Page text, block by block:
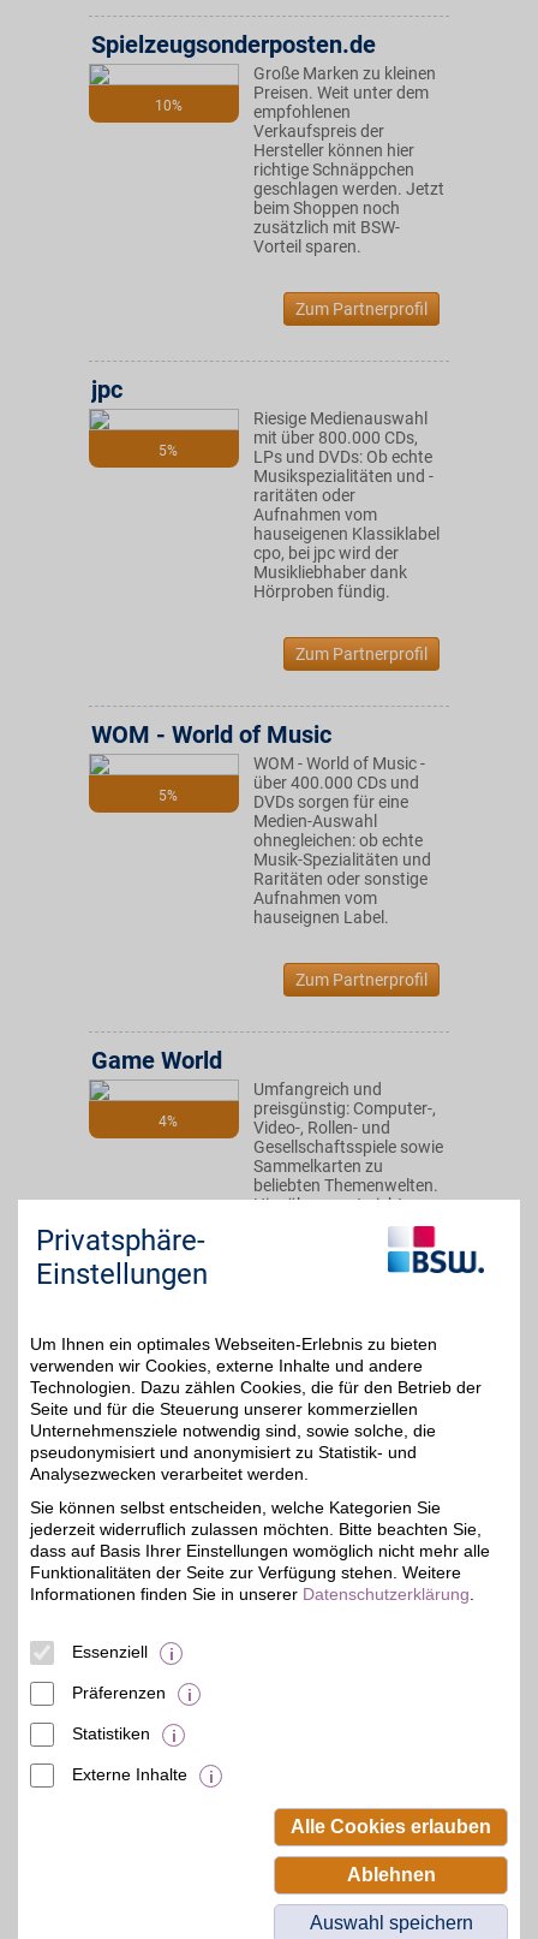
10%
Spielzeugsonderposten.de
Große Marken zu kleinen
Preisen. Weit unter dem
empfohlenen
Verkaufspreis der
Hersteller können hier
richtige Schnäppchen
geschlagen werden. Jetzt
beim Shoppen noch
zusätzlich mit BSW-
Vorteil sparen.
Zum Partnerprofil
5%
jpc
Riesige Medienauswahl
mit über 800.000 CDs,
LPs und DVDs: Ob echte
Musikspezialitäten und -
raritäten oder
Aufnahmen vom
hauseigenen Klassiklabel
cpo, bei jpc wird der
Musikliebhaber dank
Hörproben fündig.
Zum Partnerprofil
5%
WOM - World of Music
WOM - World of Music -
über 400.000 CDs und
DVDs sorgen für eine
Medien-Auswahl
ohnegleichen: ob echte
Musik-Spezialitäten und
Raritäten oder sonstige
Aufnahmen vom
hauseignen Label.
Zum Partnerprofil
4%
Game World
Umfangreich und
preisgünstig: Computer-,
Video-, Rollen- und
Gesellschaftsspiele sowie
Sammelkarten zu
beliebten Themenwelten.
Hier überzeugt nicht nur
das Angebot, sondern
auch der Service. BSW-
Game World - Ankauf
Verkaufen Sie Ihre
gebrauchten Waren an
unseren BSW-Partner mit
Erfahrung. Im Gegensatz
zu Online-Auktionen
entfallen dabei die
Risiken, die der Verkauf
an evtl. unzuverlässige
Beamten-Selbsthilfewerk GmbH.
Privatsphäre-
Einstellungen
Um Ihnen ein optimales Webseiten-Erlebnis zu bieten
verwenden wir Cookies, externe Inhalte und andere
Technologien. Dazu zählen Cookies, die für den Betrieb der
Seite und für die Steuerung unserer kommerziellen
Unternehmensziele notwendig sind, sowie solche, die
pseudonymisiert und anonymisiert zu Statistik- und
Analysezwecken verarbeitet werden.
Sie können selbst entscheiden, welche Kategorien Sie
jederzeit widerruflich zulassen möchten. Bitte beachten Sie,
dass auf Basis Ihrer Einstellungen womöglich nicht mehr alle
Funktionalitäten der Seite zur Verfügung stehen. Weitere
Informationen finden Sie in unserer Datenschutzerklärung
Essenziell
Präferenzen
Statistiken
Externe Inhalte
Alle Cookies erlauben
Ablehnen
Auswahl speichern